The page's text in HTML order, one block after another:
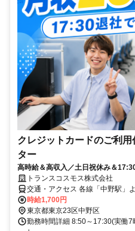
クレジットカードのご利
ター
高時給＆高収入／土日祝休み＆
トランスコスモス株式会社
交通・アクセス 各線「中野駅」
時給1,700円
東京都東京23区中野区
勤務時間詳細 8:50～17:30(実働